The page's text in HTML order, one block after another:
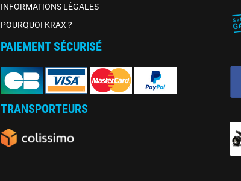
INFORMATIONS LÉGALES
POURQUOI KRAX ?
PAIEMENT SÉCURISÉ
TRANSPORTEURS